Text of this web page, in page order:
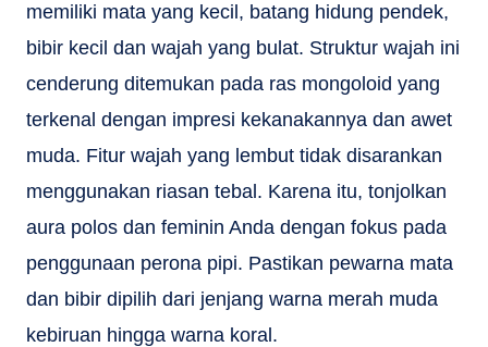
memiliki mata yang kecil, batang hidung pendek,
bibir kecil dan wajah yang bulat. Struktur wajah ini
cenderung ditemukan pada ras mongoloid yang
terkenal dengan impresi kekanakannya dan awet
muda. Fitur wajah yang lembut tidak disarankan
menggunakan riasan tebal. Karena itu, tonjolkan
aura polos dan feminin Anda dengan fokus pada
penggunaan perona pipi. Pastikan pewarna mata
dan bibir dipilih dari jenjang warna merah muda
kebiruan hingga warna koral.